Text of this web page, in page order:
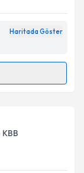
belirtilen
Haritada Göster
talebi
için bir